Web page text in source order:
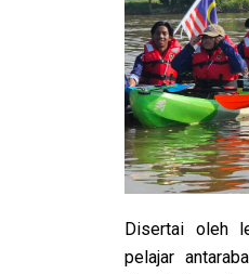
Disertai oleh
pelajar